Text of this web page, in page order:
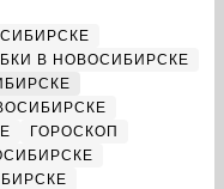
В НОВОСИБИРСКЕ
ГОРОСКОП